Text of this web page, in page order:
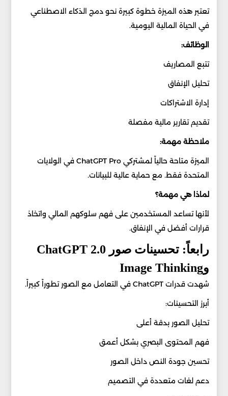
تعتبر هذه الميزة خطوة كبيرة نحو دمج الذكاء الاصطناعي
في الحياة المالية اليومية.
الوظائف:
تتبع المصاريف
تحليل الإنفاق
إدارة الاشتراكات
تقديم تقارير مالية مفصلة
ملاحظة مهمة:
الميزة متاحة حالياً لمشتركي ChatGPT Pro في الولايات
المتحدة فقط. مع حماية عالية للبيانات.
لماذا هي مهمة؟
لأنها تساعد المستخدمين على فهم سلوكهم المالي واتخاذ
قرارات أفضل في الإنفاق.
رابعاً: تحسينات صور ChatGPT 2.0
وImage Thinking
شهدت قدرات ChatGPT في التعامل مع الصور تطوراً كبيراً.
أبرز التحسينات:
تحليل الصور بدقة أعلى
فهم المحتوى البصري بشكل أعمق
تحسين جودة النص داخل الصور
دعم لغات متعددة في التصميم